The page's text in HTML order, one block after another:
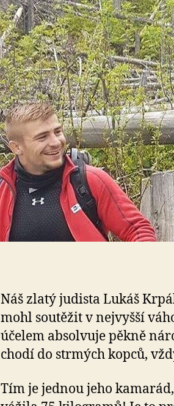
Náš zlatý judista Lukáš
mohl soutěžit v nejvyšší
účelem absolvuje pěkně
chodí do strmých kopců,
Tím je jednou jeho